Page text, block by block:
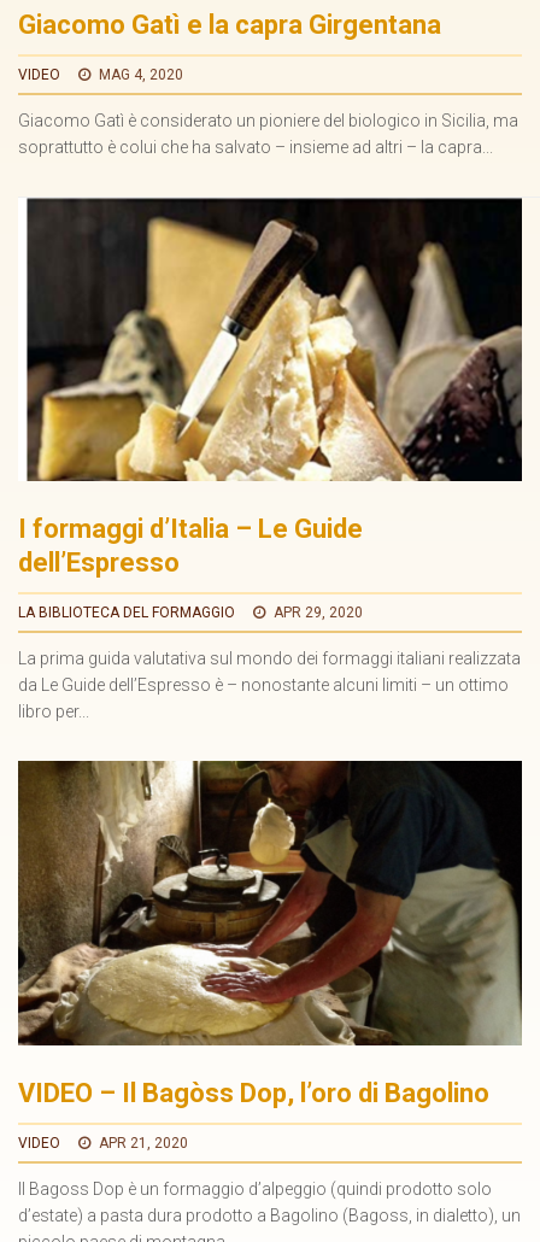
Giacomo Gatì e la capra Girgentana
VIDEO MAG 4, 2020
Giacomo Gatì è considerato un pioniere del biologico in Sicilia, ma
soprattutto è colui che ha salvato – insieme ad altri – la capra...
I formaggi d’Italia – Le Guide
dell’Espresso
LA BIBLIOTECA DEL FORMAGGIO APR 29, 2020
La prima guida valutativa sul mondo dei formaggi italiani realizzata
da Le Guide dell’Espresso è – nonostante alcuni limiti – un ottimo
libro per...
VIDEO – Il Bagòss Dop, l’oro di Bagolino
VIDEO APR 21, 2020
Il Bagoss Dop è un formaggio d’alpeggio (quindi prodotto solo
d’estate) a pasta dura prodotto a Bagolino (Bagoss, in dialetto), un